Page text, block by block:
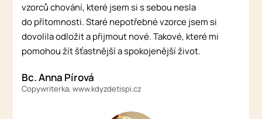
vzorců chování, které jsem si s sebou nesla
do přítomnosti. Staré nepotřebné vzorce jsem si
dovolila odložit a přijmout nové. Takové, které mi
pomohou žít šťastnější a spokojenější život.
Bc. Anna Pírová
Copywriterka, www.kdyzdetispi.cz